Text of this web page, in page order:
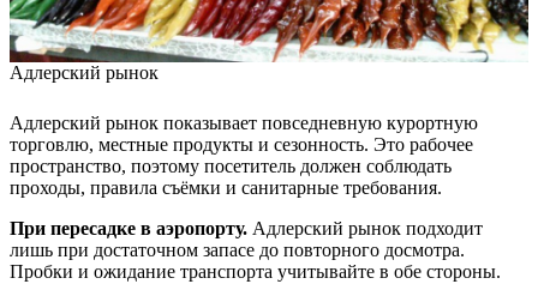
Адлерский рынок
Адлерский рынок показывает повседневную курортную
торговлю, местные продукты и сезонность. Это рабочее
пространство, поэтому посетитель должен соблюдать
проходы, правила съёмки и санитарные требования.
При пересадке в аэропорту. Адлерский рынок подходит
лишь при достаточном запасе до повторного досмотра.
Пробки и ожидание транспорта учитывайте в обе стороны.